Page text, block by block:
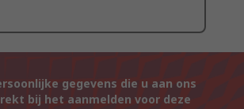
gegevens die u aan ons
bij het aanmelden voor deze